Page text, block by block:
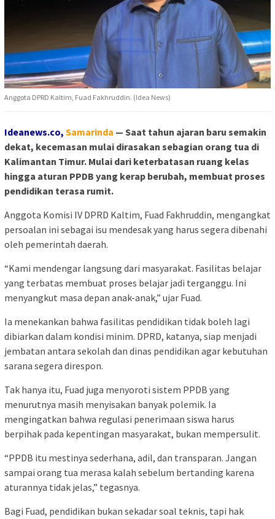
Anggota DPRD Kaltim, Fuad Fakhruddin. (Idea News)
Ideanews.co, Samarinda — Saat tahun ajaran baru semakin
dekat, kecemasan mulai dirasakan sebagian orang tua di
Kalimantan Timur. Mulai dari keterbatasan ruang kelas
hingga aturan PPDB yang kerap berubah, membuat proses
pendidikan terasa rumit.
Anggota Komisi IV DPRD Kaltim, Fuad Fakhruddin, mengangkat
persoalan ini sebagai isu mendesak yang harus segera dibenahi
oleh pemerintah daerah.
“Kami mendengar langsung dari masyarakat. Fasilitas belajar
yang terbatas membuat proses belajar jadi terganggu. Ini
menyangkut masa depan anak-anak,” ujar Fuad.
Ia menekankan bahwa fasilitas pendidikan tidak boleh lagi
dibiarkan dalam kondisi minim. DPRD, katanya, siap menjadi
jembatan antara sekolah dan dinas pendidikan agar kebutuhan
sarana segera direspon.
Tak hanya itu, Fuad juga menyoroti sistem PPDB yang
menurutnya masih menyisakan banyak polemik. Ia
mengingatkan bahwa regulasi penerimaan siswa harus
berpihak pada kepentingan masyarakat, bukan mempersulit.
“PPDB itu mestinya sederhana, adil, dan transparan. Jangan
sampai orang tua merasa kalah sebelum bertanding karena
aturannya tidak jelas,” tegasnya.
Bagi Fuad, pendidikan bukan sekadar soal teknis, tapi hak